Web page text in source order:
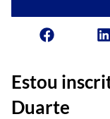
Estou
Duarte